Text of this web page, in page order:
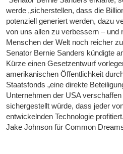
werde „sicherstellen, dass die
potenziell generiert werden, dazu
von uns allen zu verbessern – und
Menschen der Welt noch reicher
Senator Bernie Sanders kündigte
Kürze einen Gesetzentwurf
amerikanischen Öffentlichkeit
Staatsfonds „eine direkte
Unternehmen der USA
sichergestellt würde, dass jeder
entwickelnden Technologie
Jake Johnson für Common